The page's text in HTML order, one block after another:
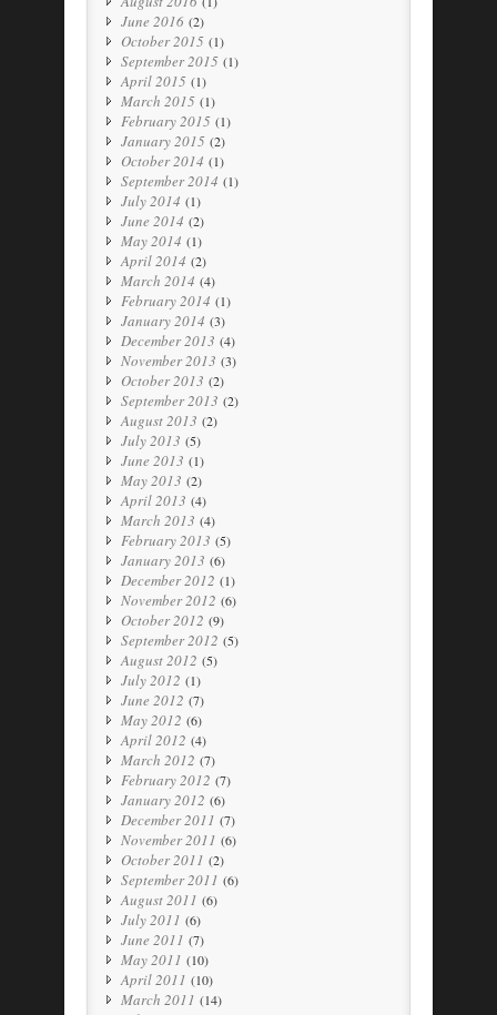
June 2016 (2)
October 2015 (1)
September 2015 (1)
April 2015 (1)
March 2015 (1)
February 2015 (1)
January 2015 (2)
October 2014 (1)
September 2014 (1)
July 2014 (1)
June 2014 (2)
May 2014 (1)
April 2014 (2)
March 2014 (4)
February 2014 (1)
January 2014 (3)
December 2013 (4)
November 2013 (3)
October 2013 (2)
September 2013 (2)
August 2013 (2)
July 2013 (5)
June 2013 (1)
May 2013 (2)
April 2013 (4)
March 2013 (4)
February 2013 (5)
January 2013 (6)
December 2012 (1)
November 2012 (6)
October 2012 (9)
September 2012 (5)
August 2012 (5)
July 2012 (1)
June 2012 (7)
May 2012 (6)
April 2012 (4)
March 2012 (7)
February 2012 (7)
January 2012 (6)
December 2011 (7)
November 2011 (6)
October 2011 (2)
September 2011 (6)
August 2011 (6)
July 2011 (6)
June 2011 (7)
May 2011 (10)
April 2011 (10)
March 2011 (14)